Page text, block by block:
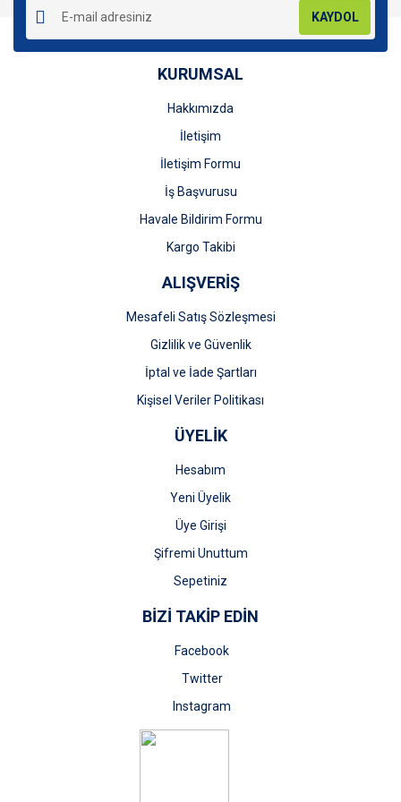
KAYDOL
KURUMSAL
Hakkımızda
İletişim
İletişim Formu
İş Başvurusu
Havale Bildirim Formu
Kargo Takibi
ALIŞVERİŞ
Mesafeli Satış Sözleşmesi
Gizlilik ve Güvenlik
İptal ve İade Şartları
Kişisel Veriler Politikası
ÜYELİK
Hesabım
Yeni Üyelik
Üye Girişi
Şifremi Unuttum
Sepetiniz
BİZİ TAKİP EDİN
Facebook
Twitter
Instagram